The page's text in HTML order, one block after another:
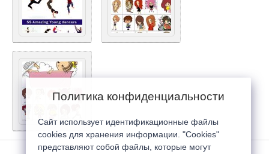
Политика конфиденциальности
Сайт использует идентификационные файлы
cookies для хранения информации. "Cookies"
представляют собой файлы, которые могут